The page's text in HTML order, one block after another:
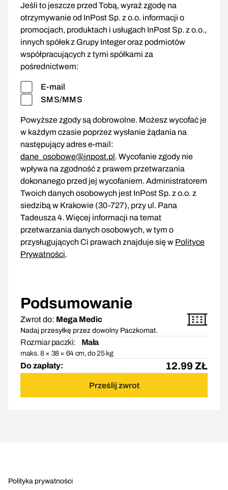
Jeśli to jeszcze przed Tobą, wyraź zgodę na
otrzymywanie od InPost Sp. z o.o. informacji o
promocjach, produktach i usługach InPost Sp. z o.o.,
innych spółek z Grupy Integer oraz podmiotów
współpracujących z tymi spółkami za
pośrednictwem:
E-mail
SMS/MMS
Powyższe zgody są dobrowolne. Możesz wycofać je
w każdym czasie poprzez wysłanie żądania na
następujący adres e-mail:
dane_osobowe@inpost.pl. Wycofanie zgody nie
wpływa na zgodność z prawem przetwarzania
dokonanego przed jej wycofaniem. Administratorem
Twoich danych osobowych jest InPost Sp. z o.o. z
siedzibą w Krakowie (30-727), przy ul. Pana
Tadeusza 4. Więcej informacji na temat
przetwarzania danych osobowych, w tym o
przysługujących Ci prawach znajduje się w Polityce
Prywatności.
Podsumowanie
Zwrot do: Mega Medic
Nadaj przesyłkę przez dowolny Paczkomat.
Rozmiar paczki: Mała
maks. 8 × 38 × 64 cm, do 25 kg
Do zapłaty: 12.99 ZŁ
Prześlij zwrot
Polityka prywatności